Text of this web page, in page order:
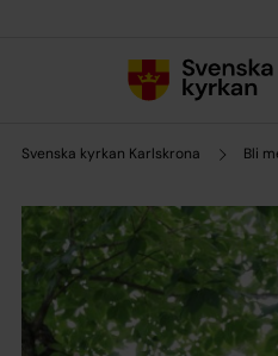
Svenska kyrkan Karlskrona Bli